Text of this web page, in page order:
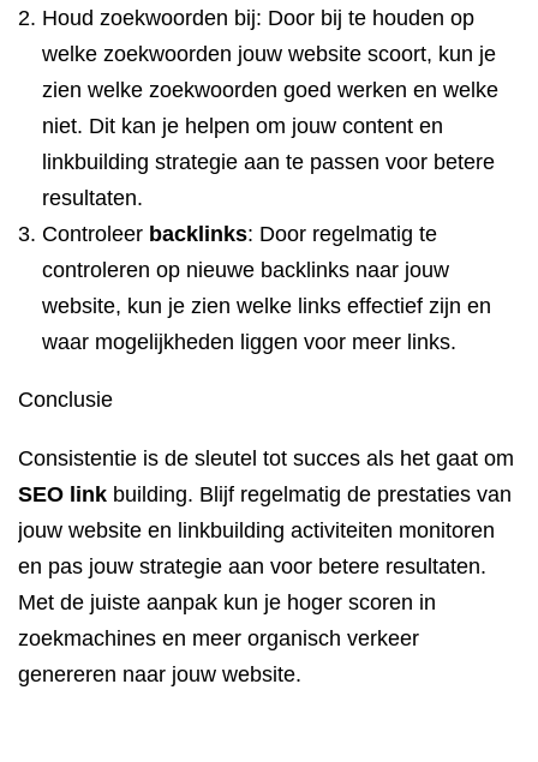
Houd zoekwoorden bij: Door bij te houden op
welke zoekwoorden jouw website scoort, kun je
zien welke zoekwoorden goed werken en welke
niet. Dit kan je helpen om jouw content en
linkbuilding strategie aan te passen voor betere
resultaten.
Controleer backlinks: Door regelmatig te
controleren op nieuwe backlinks naar jouw
website, kun je zien welke links effectief zijn en
waar mogelijkheden liggen voor meer links.
Conclusie
Consistentie is de sleutel tot succes als het gaat om
SEO link building. Blijf regelmatig de prestaties van
jouw website en linkbuilding activiteiten monitoren
en pas jouw strategie aan voor betere resultaten.
Met de juiste aanpak kun je hoger scoren in
zoekmachines en meer organisch verkeer
genereren naar jouw website.